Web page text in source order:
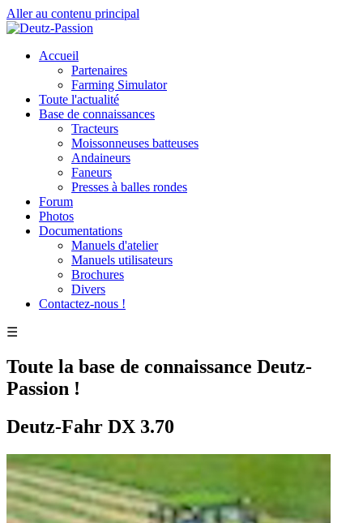
Aller au contenu principal
Accueil
Partenaires
Farming Simulator
Toute l'actualité
Base de connaissances
Tracteurs
Moissonneuses batteuses
Andaineurs
Faneurs
Presses à balles rondes
Forum
Photos
Documentations
Manuels d'atelier
Manuels utilisateurs
Brochures
Divers
Contactez-nous !
☰
Toute la base de connaissance Deutz-
Passion !
Deutz-Fahr DX 3.70